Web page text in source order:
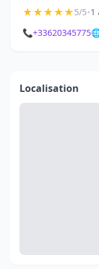
★★★★★5/5•1
📞+33620345775
Localisation